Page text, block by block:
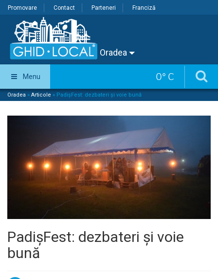
Promovare Contact Parteneri Franciză
Oradea
0° C
Menu
Oradea » Articole » PadișFest: dezbateri și voie bună
PadișFest: dezbateri și voie
bună